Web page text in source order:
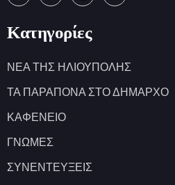
Κατηγορίες
ΝΕΑ ΤΗΣ ΗΛΙΟΥΠΟΛΗΣ
ΤΑ ΠΑΡΑΠΟΝΑ ΣΤΟ ΔΗΜΑΡΧΟ
ΚΑΦΕΝΕΙΟ
ΓΝΩΜΕΣ
ΣΥΝΕΝΤΕΥΞΕΙΣ